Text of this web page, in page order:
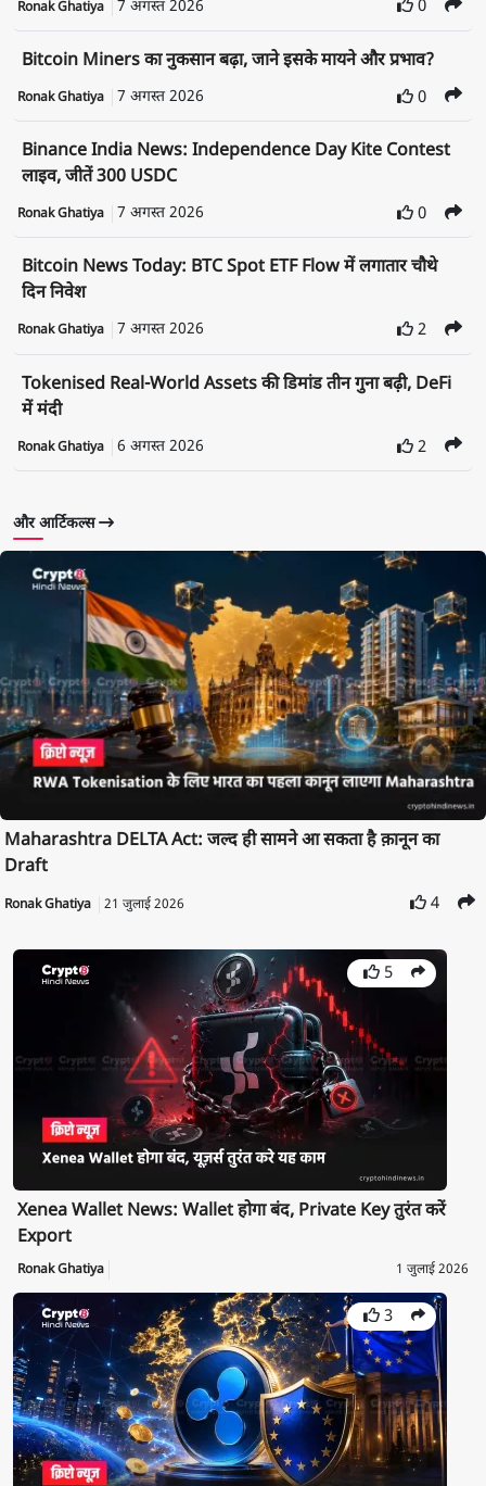
Ronak Ghatiya 7 अगस्त 2026 0
Bitcoin Miners का नुकसान बढ़ा, जाने इसके मायने और प्रभाव?
Ronak Ghatiya 7 अगस्त 2026 0
Binance India News: Independence Day Kite Contest
लाइव, जीतें 300 USDC
Ronak Ghatiya 7 अगस्त 2026 0
Bitcoin News Today: BTC Spot ETF Flow में लगातार चौथे
दिन निवेश
Ronak Ghatiya 7 अगस्त 2026 2
Tokenised Real-World Assets की डिमांड तीन गुना बढ़ी, DeFi
में मंदी
Ronak Ghatiya 6 अगस्त 2026 2
और आर्टिकल्स
Maharashtra DELTA Act: जल्द ही सामने आ सकता है क़ानून का
Draft
Ronak Ghatiya 21 जुलाई 2026 4
5
Xenea Wallet News: Wallet होगा बंद, Private Key तुरंत करें
Export
Ronak Ghatiya 1 जुलाई 2026
3